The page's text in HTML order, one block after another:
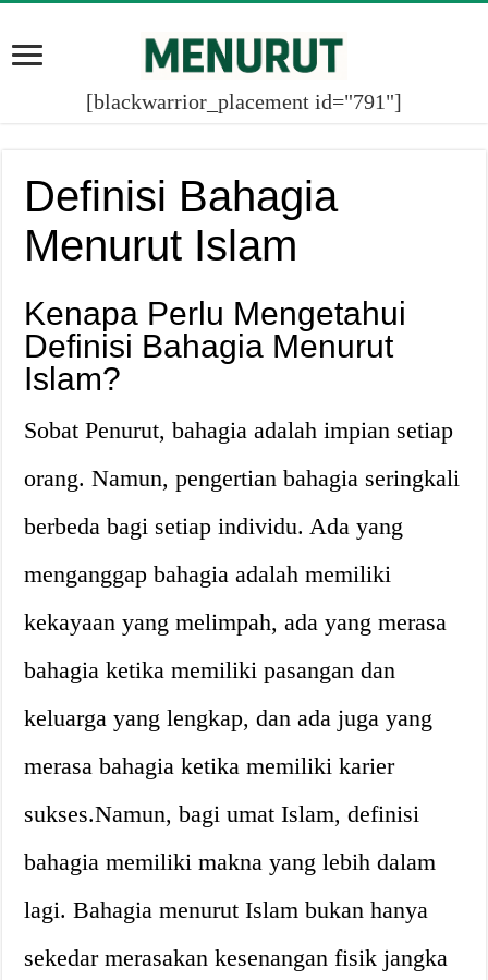
[blackwarrior_placement id="791"]
Definisi Bahagia
Menurut Islam
Kenapa Perlu Mengetahui
Definisi Bahagia Menurut
Islam?
Sobat Penurut, bahagia adalah impian setiap
orang. Namun, pengertian bahagia seringkali
berbeda bagi setiap individu. Ada yang
menganggap bahagia adalah memiliki
kekayaan yang melimpah, ada yang merasa
bahagia ketika memiliki pasangan dan
keluarga yang lengkap, dan ada juga yang
merasa bahagia ketika memiliki karier
sukses.Namun, bagi umat Islam, definisi
bahagia memiliki makna yang lebih dalam
lagi. Bahagia menurut Islam bukan hanya
sekedar merasakan kesenangan fisik jangka